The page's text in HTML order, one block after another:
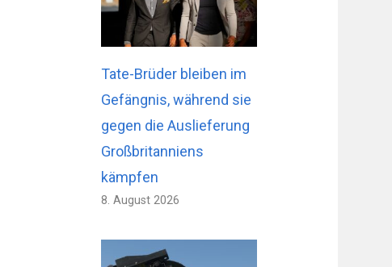
Tate-Brüder bleiben im
Gefängnis, während sie
gegen die Auslieferung
Großbritanniens
kämpfen
8. August 2026